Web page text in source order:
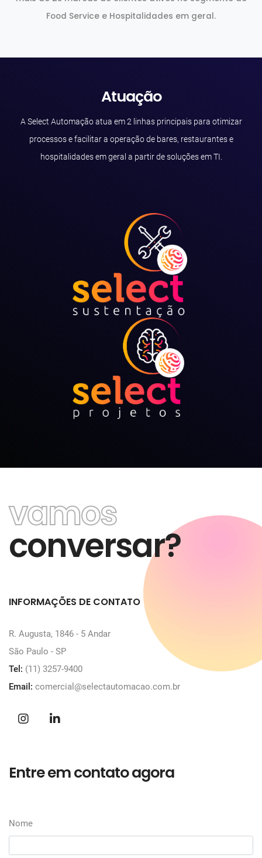
Food Service e Hospitalidades em geral.
Atuação
A Select Automação atua em 2 linhas principais para otimizar
processos e facilitar a operação de bares, restaurantes e
hospitalidades em geral a partir de soluções em TI.
vamos
conversar?
INFORMAÇÕES DE CONTATO
R. Augusta, 1846 - 5 Andar
São Paulo - SP
Tel: (11) 3257-9400
Email: comercial@selectautomacao.com.br
Entre em contato agora
Nome